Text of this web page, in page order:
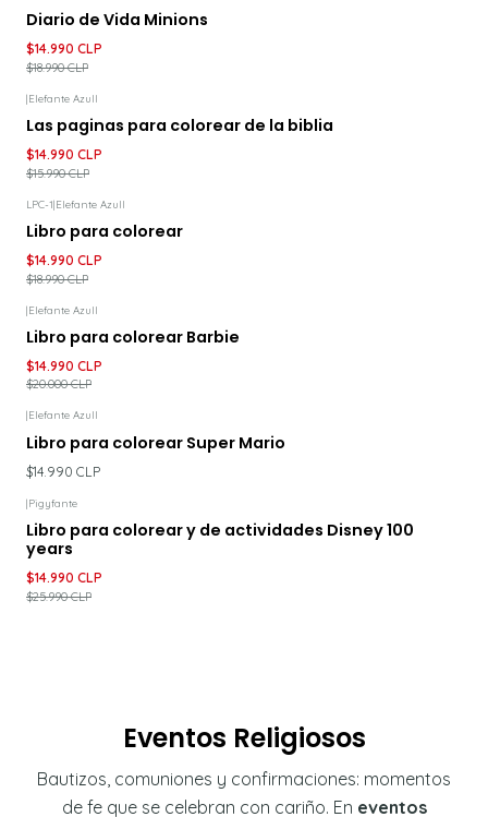
-21% DESCUENTO
Diario de Vida Minions
$14.990 CLP
$18.990 CLP
DESCUENTO
|Elefante Azull
Las paginas para colorear de la biblia
$14.990 CLP
$15.990 CLP
DESCUENTO
LPC-1|Elefante Azull
Libro para colorear
$14.990 CLP
$18.990 CLP
DESCUENTO
|Elefante Azull
Libro para colorear Barbie
$14.990 CLP
$20.000 CLP
|Elefante Azull
Libro para colorear Super Mario
$14.990 CLP
DESCUENTO
|Pigyfante
Libro para colorear y de actividades Disney 100
years
$14.990 CLP
$25.990 CLP
Eventos Religiosos
Bautizos, comuniones y confirmaciones: momentos
de fe que se celebran con cariño. En eventos